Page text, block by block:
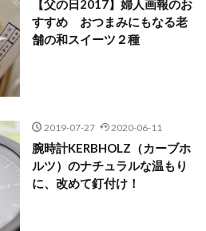
【父の日2017】婦人画報のお
すすめ おつまみにもなる老
舗の和スイーツ２種
2019-07-27 2020-06-11
腕時計KERBHOLZ（カーブホ
ルツ）のナチュラルな温もり
に、改めて釘付け！